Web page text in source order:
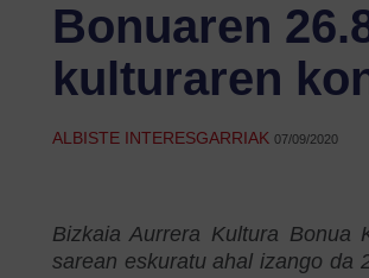
Bonuaren
kulturaren
ALBISTE INTERESGARRIAK 07/09/2020
Bizkaia Aurrera Kultura Bonua
sarean eskuratu ahal izango da